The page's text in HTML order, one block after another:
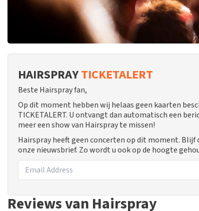
HAIRSPRAYTICKETALERT
Beste Hairspray fan,
Op dit moment hebben wij helaas geen kaarten
TICKETALERT. U ontvangt dan automatisch een
meer een show van Hairspray te missen!
Hairspray heeft geen concerten op dit moment. Blijf
onze nieuwsbrief. Zo wordt u ook op de hoogte
Reviews van Hairspray